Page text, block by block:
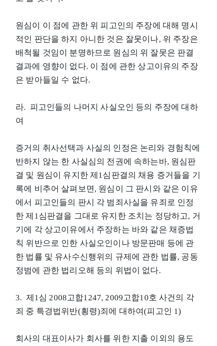
원심이 이 점에 관한 위 피고인의 주장에 대해 명시
적인 판단을 하지 아니한 것은 잘못이나, 위 주장은
배척될 것임이 분명하므로 원심의 위 잘못은 판결
결과에 영향이 없다. 이 점에 관한 상고이유의 주장
은 받아들일 수 없다.
라. 피고인들의 나머지 사실오인 등의 주장에 대하
여
증거의 취사선택과 사실의 인정은 논리와 경험칙에
반하지 않는 한 사실심의 전권에 속하는바, 원심판
결 및 원심이 유지한 제1심판결의 채용 증거들을 기
록에 비추어 살펴보면, 원심이 그 판시와 같은 이유
에서 피고인들의 판시 각 범죄사실을 유죄로 인정
한 제1심판결을 그대로 유지한 조치는 정당하고, 거
기에 각 상고이유에서 주장하는 바와 같은 채증법
칙 위반으로 인한 사실오인이나 방문판매 등에 관
한 법률 및 유사수신행위의 규제에 관한 법률, 공동
정범에 관한 법리오해 등의 위법이 없다.
3. 제1심 2008고합1247, 2009고합10호 사건의 각
죄 중 특경법위반(횡령)죄에 대하여(피고인 1)
회사의 대표이사가 회사를 위한 지출 이외의 용도